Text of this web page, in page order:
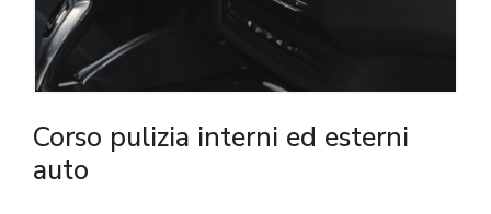
Corso pulizia interni ed esterni
auto